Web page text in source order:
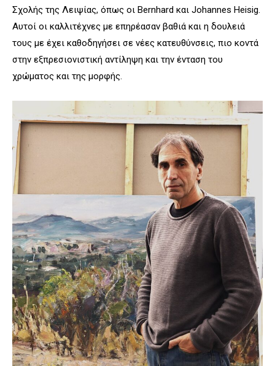
Σχολής της Λειψίας, όπως οι Bernhard και Johannes Heisig.
Αυτοί οι καλλιτέχνες με επηρέασαν βαθιά και η δουλειά
τους με έχει καθοδηγήσει σε νέες κατευθύνσεις, πιο κοντά
στην εξπρεσιονιστική αντίληψη και την ένταση του
χρώματος και της μορφής.